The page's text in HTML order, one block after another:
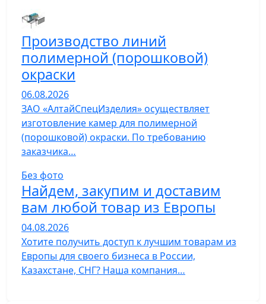
Производство линий
полимерной (порошковой)
окраски
06.08.2026
ЗАО «АлтайСпецИзделия» осуществляет
изготовление камер для полимерной
(порошковой) окраски. По требованию
заказчика…
Без фото
Найдем, закупим и доставим
вам любой товар из Европы
04.08.2026
Хотите получить доступ к лучшим товарам из
Европы для своего бизнеса в России,
Казахстане, СНГ? Наша компания…